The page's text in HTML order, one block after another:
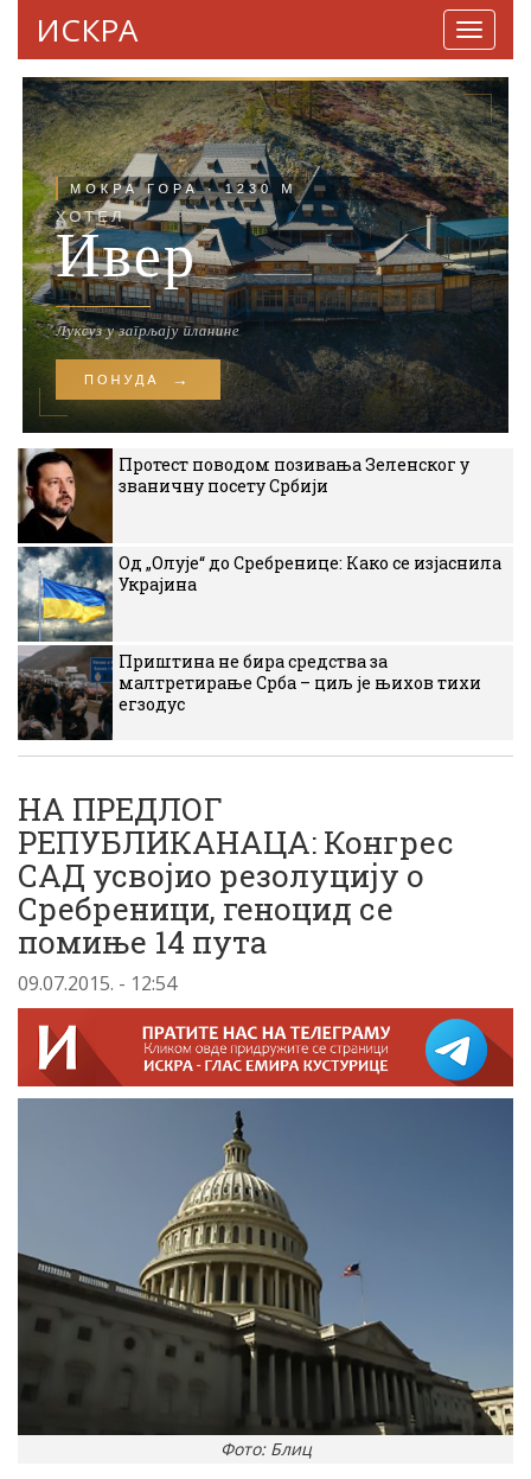
ИСКРА
Протест поводом позивања Зеленског у
званичну посету Србији
Од „Олује“ до Сребренице: Како се изјаснила
Украјина
Приштина не бира средства за
малтретирање Срба – циљ је њихов тихи
егзодус
НА ПРЕДЛОГ
РЕПУБЛИКАНАЦА: Конгрес
САД усвојио резолуцију о
Сребреници, геноцид се
помиње 14 пута
09.07.2015. - 12:54
Фото: Блиц